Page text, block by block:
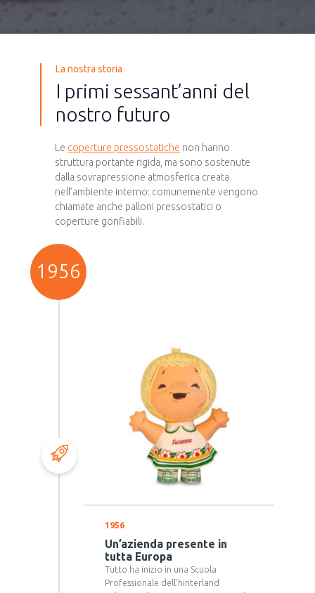
La nostra storia
I primi sessant’anni del
nostro futuro
Le coperture pressostatiche non hanno
struttura portante rigida, ma sono sostenute
dalla sovrapressione atmosferica creata
nell’ambiente interno: comunemente vengono
chiamate anche palloni pressostatici o
coperture gonfiabili.
1956
1956
Un’azienda presente in
tutta Europa
Tutto ha inizio in una Scuola
Professionale dell’hinterland